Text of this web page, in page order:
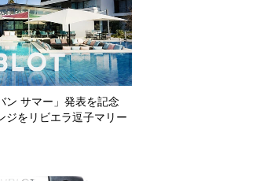
ン サマー」発表を記念
ジをリビエラ逗子マリー